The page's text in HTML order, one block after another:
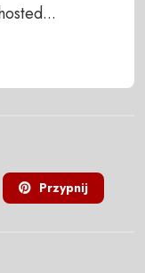
Przypnij